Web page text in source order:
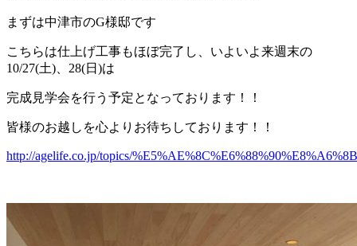
まずは中津市のG様邸です
こちらは仕上げ工事もほぼ完了し、いよいよ来週末の
10/27(土)、28(日)は
完成見学会を行う予定となっております！！
皆様のお越しを心よりお待ちしております！！
http://agelife.co.jp/topics/